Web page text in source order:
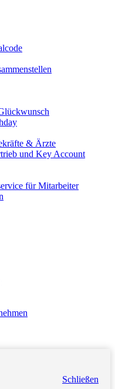
& Ärzte
und Key Account
für Mitarbeiter
Schließen